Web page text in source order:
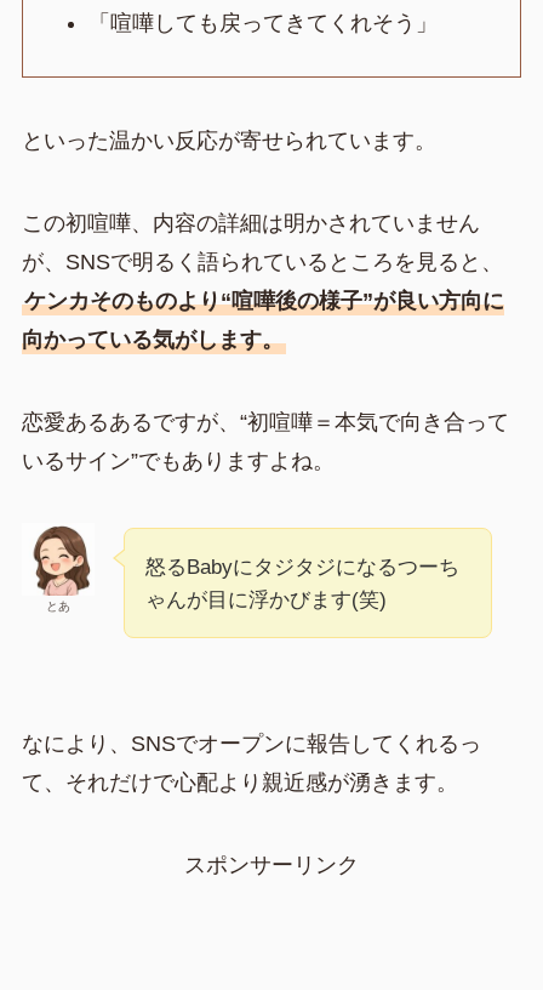
「喧嘩しても戻ってきてくれそう」
といった温かい反応が寄せられています。
この初喧嘩、内容の詳細は明かされていません
が、SNSで明るく語られているところを見ると、
ケンカそのものより“喧嘩後の様子”が良い方向に
向かっている気がします。
恋愛あるあるですが、“初喧嘩＝本気で向き合って
いるサイン”でもありますよね。
とあ
怒るBabyにタジタジになるつーち
ゃんが目に浮かびます(笑)
なにより、SNSでオープンに報告してくれるっ
て、それだけで心配より親近感が湧きます。
スポンサーリンク